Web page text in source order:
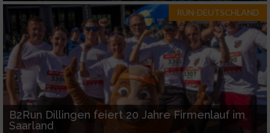
RUN-DEUTSCHLAND
B2Run Dillingen feiert 20 Jahre Firmenlauf im
Saarland